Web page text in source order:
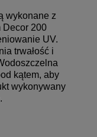
wykonane z
Decor 200
UV.
trwałość i
kątem, aby
wykonywany